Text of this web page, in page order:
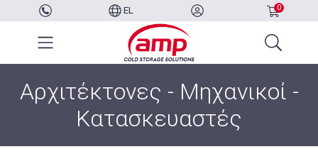
EL 0
Αρχιτέκτονες - Μηχανικοί -
Κατασκευαστές